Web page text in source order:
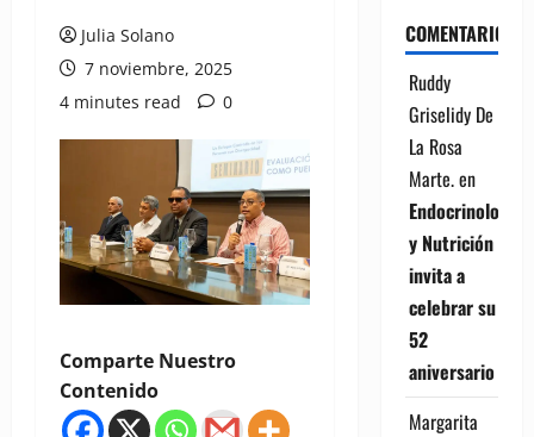
Julia Solano
7 noviembre, 2025
4 minutes read
0
Comparte Nuestro
Contenido
COMENTARIOS
Ruddy
Griselidy De
La Rosa
Marte.en
Endocrinología
y Nutrición
invita a
celebrar su
52
aniversario
Margarita